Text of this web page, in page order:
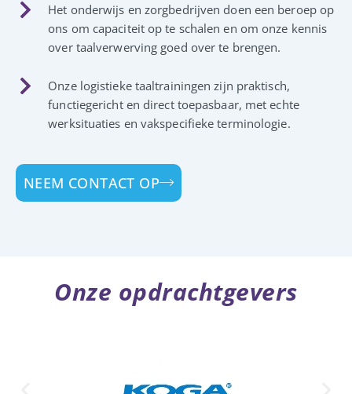
Het onderwijs en zorgbedrijven doen een beroep op
ons om capaciteit op te schalen en om onze kennis
over taalverwerving goed over te brengen.
Onze logistieke taaltrainingen zijn praktisch,
functiegericht en direct toepasbaar, met echte
werksituaties en vakspecifieke terminologie.
NEEM CONTACT OP
Onze opdrachtgevers